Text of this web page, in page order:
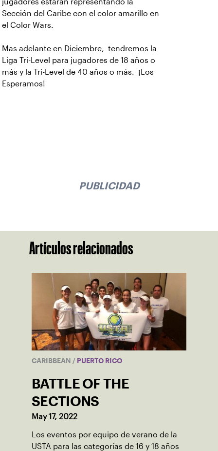
Sección del Caribe con el color amarillo en
el Color Wars.
Mas adelante en Diciembre, tendremos la
Liga Tri-Level para jugadores de 18 años o
más y la Tri-Level de 40 años o más. ¡Los
Esperamos!
PUBLICIDAD
Artículos relacionados
CARIBBEAN / PUERTO RICO
BATTLE OF THE
SECTIONS
May 17, 2022
Los eventos por equipo de verano de la
USTA para las categorías de 16 y 18 años